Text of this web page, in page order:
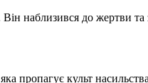
наблизився до жертви та
культ